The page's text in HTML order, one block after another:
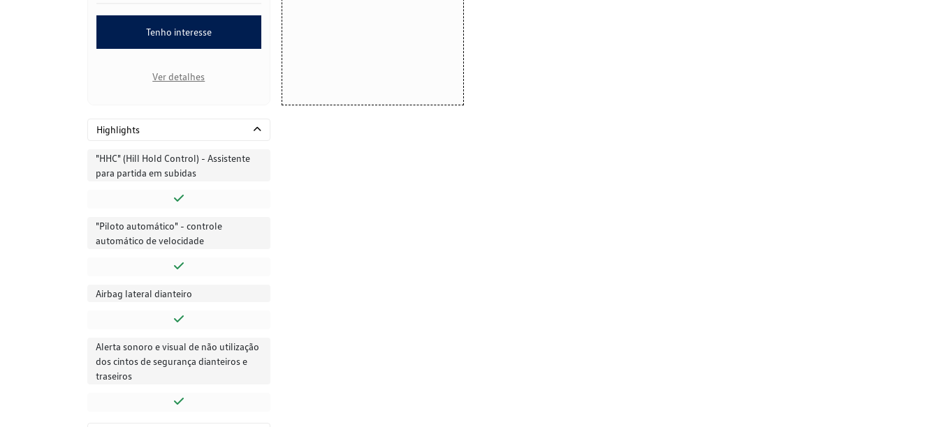
Tenho interesse
Ver detalhes
Highlights
"HHC" (Hill Hold Control) - Assistente
para partida em subidas
"Piloto automático" - controle
automático de velocidade
Airbag lateral dianteiro
Alerta sonoro e visual de não utilização
dos cintos de segurança dianteiros e
traseiros